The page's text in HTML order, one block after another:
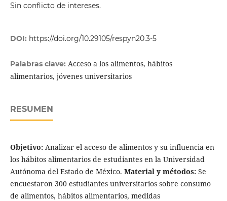
Sin conflicto de intereses.
DOI: https://doi.org/10.29105/respyn20.3-5
Palabras clave: Acceso a los alimentos, hábitos
alimentarios, jóvenes universitarios
RESUMEN
Objetivo:Analizar el acceso de alimentos y su influencia en
los hábitos alimentarios de estudiantes en la Universidad
Autónoma del Estado de México. Material y métodos: Se
encuestaron 300 estudiantes universitarios sobre consumo
de alimentos, hábitos alimentarios, medidas